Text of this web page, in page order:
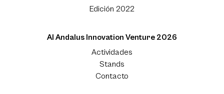
Edición 2022
Al Andalus Innovation Venture 2026
Actividades
Stands
Contacto